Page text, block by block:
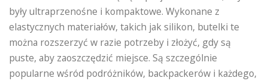
były ultraprzenośne i kompaktowe. Wykonane z
elastycznych materiałów, takich jak silikon, butelki te
można rozszerzyć w razie potrzeby i złożyć, gdy są
puste, aby zaoszczędzić miejsce. Są szczególnie
popularne wśród podróżników, backpackerów i każdego,